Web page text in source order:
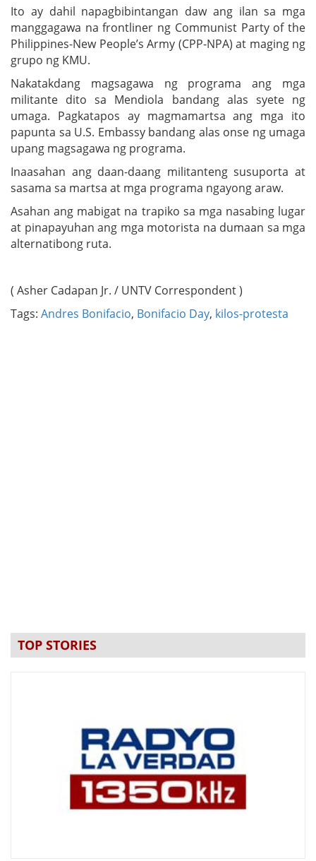
Ito ay dahil napagbibintangan daw ang ilan sa mga
manggagawa na frontliner ng Communist Party of the
Philippines-New People’s Army (CPP-NPA) at maging ng
grupo ng KMU.
Nakatakdang magsagawa ng programa ang mga
militante dito sa Mendiola bandang alas syete ng
umaga. Pagkatapos ay magmamartsa ang mga ito
papunta sa U.S. Embassy bandang alas onse ng umaga
upang magsagawa ng programa.
Inaasahan ang daan-daang militanteng susuporta at
sasama sa martsa at mga programa ngayong araw.
Asahan ang mabigat na trapiko sa mga nasabing lugar
at pinapayuhan ang mga motorista na dumaan sa mga
alternatibong ruta.
( Asher Cadapan Jr. / UNTV Correspondent )
Tags: Andres Bonifacio, Bonifacio Day, kilos-protesta
TOP STORIES